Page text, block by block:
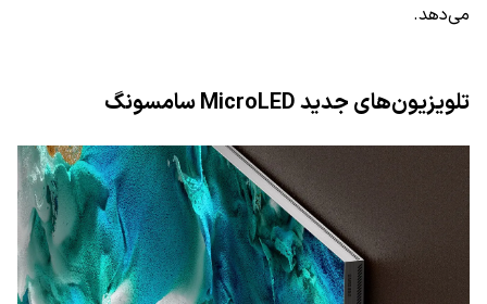
می‌دهد.
تلویزیون‌های جدیدMicroLEDسامسونگ